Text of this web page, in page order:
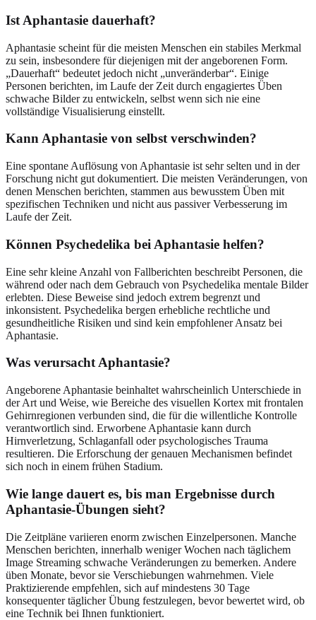
Ist Aphantasie dauerhaft?
Aphantasie scheint für die meisten Menschen ein stabiles Merkmal
zu sein, insbesondere für diejenigen mit der angeborenen Form.
„Dauerhaft“ bedeutet jedoch nicht „unveränderbar“. Einige
Personen berichten, im Laufe der Zeit durch engagiertes Üben
schwache Bilder zu entwickeln, selbst wenn sich nie eine
vollständige Visualisierung einstellt.
Kann Aphantasie von selbst verschwinden?
Eine spontane Auflösung von Aphantasie ist sehr selten und in der
Forschung nicht gut dokumentiert. Die meisten Veränderungen, von
denen Menschen berichten, stammen aus bewusstem Üben mit
spezifischen Techniken und nicht aus passiver Verbesserung im
Laufe der Zeit.
Können Psychedelika bei Aphantasie helfen?
Eine sehr kleine Anzahl von Fallberichten beschreibt Personen, die
während oder nach dem Gebrauch von Psychedelika mentale Bilder
erlebten. Diese Beweise sind jedoch extrem begrenzt und
inkonsistent. Psychedelika bergen erhebliche rechtliche und
gesundheitliche Risiken und sind kein empfohlener Ansatz bei
Aphantasie.
Was verursacht Aphantasie?
Angeborene Aphantasie beinhaltet wahrscheinlich Unterschiede in
der Art und Weise, wie Bereiche des visuellen Kortex mit frontalen
Gehirnregionen verbunden sind, die für die willentliche Kontrolle
verantwortlich sind. Erworbene Aphantasie kann durch
Hirnverletzung, Schlaganfall oder psychologisches Trauma
resultieren. Die Erforschung der genauen Mechanismen befindet
sich noch in einem frühen Stadium.
Wie lange dauert es, bis man Ergebnisse durch
Aphantasie-Übungen sieht?
Die Zeitpläne variieren enorm zwischen Einzelpersonen. Manche
Menschen berichten, innerhalb weniger Wochen nach täglichem
Image Streaming schwache Veränderungen zu bemerken. Andere
üben Monate, bevor sie Verschiebungen wahrnehmen. Viele
Praktizierende empfehlen, sich auf mindestens 30 Tage
konsequenter täglicher Übung festzulegen, bevor bewertet wird, ob
eine Technik bei Ihnen funktioniert.